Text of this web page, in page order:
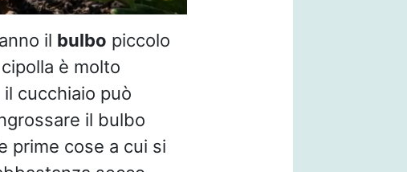
il bulbo piccolo
è molto
cucchiaio può
il bulbo
prime cose a cui si